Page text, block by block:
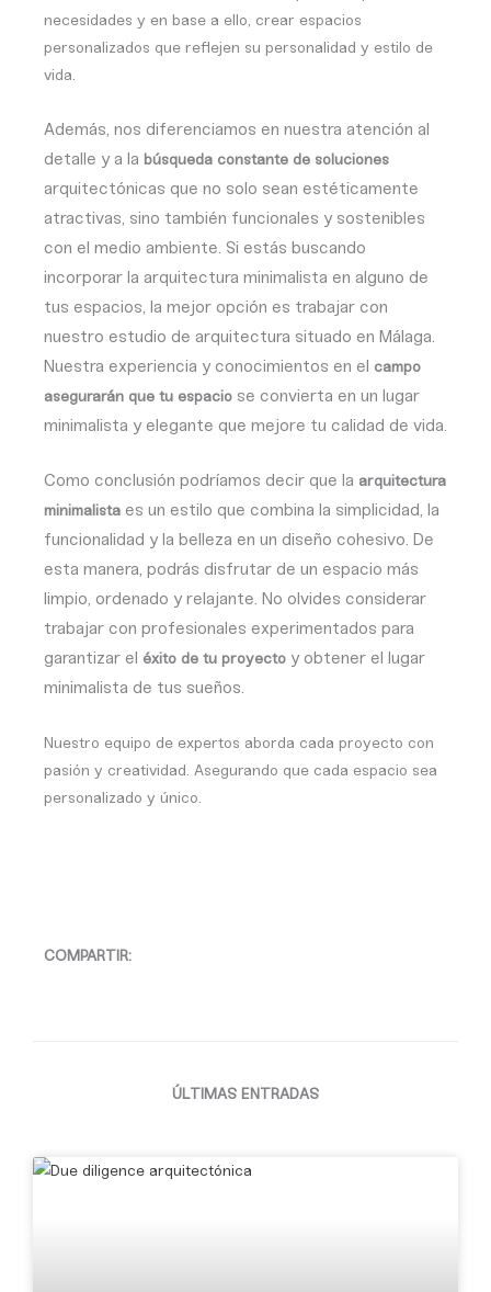
necesidades y en base a ello, crear espacios
personalizados que reflejen su personalidad y estilo de
vida.
Además, nos diferenciamos en nuestra atención al
detalle y a la búsqueda constante de soluciones
arquitectónicas que no solo sean estéticamente
atractivas, sino también funcionales y sostenibles
con el medio ambiente. Si estás buscando
incorporar la arquitectura minimalista en alguno de
tus espacios, la mejor opción es trabajar con
nuestro estudio de arquitectura situado en Málaga.
Nuestra experiencia y conocimientos en el campo
asegurarán que tu espacio se convierta en un lugar
minimalista y elegante que mejore tu calidad de vida.
Como conclusión podríamos decir que la arquitectura
minimalista es un estilo que combina la simplicidad, la
funcionalidad y la belleza en un diseño cohesivo. De
esta manera, podrás disfrutar de un espacio más
limpio, ordenado y relajante. No olvides considerar
trabajar con profesionales experimentados para
garantizar el éxito de tu proyecto y obtener el lugar
minimalista de tus sueños.
Nuestro equipo de expertos aborda cada proyecto con
pasión y creatividad. Asegurando que cada espacio sea
personalizado y único.
COMPARTIR:
ÚLTIMAS ENTRADAS